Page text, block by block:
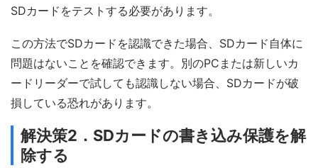
SDカードをテストする必要があります。
この方法でSDカードを認識できた場合、SDカード自体に
問題はないことを確認できます。別のPCまたは新しいカ
ードリーダーで試しても認識しない場合、SDカードが破
損している恐れがあります。
解決策2．SDカードの書き込み保護を解
除する